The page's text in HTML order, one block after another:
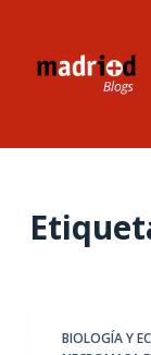
BIOLOGÍA Y